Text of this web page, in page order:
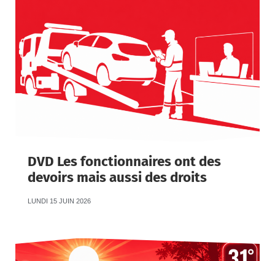
DVD Les fonctionnaires ont des
devoirs mais aussi des droits
LUNDI 15 JUIN 2026